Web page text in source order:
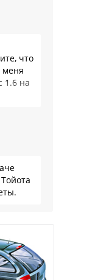
что
меня
1.6 на